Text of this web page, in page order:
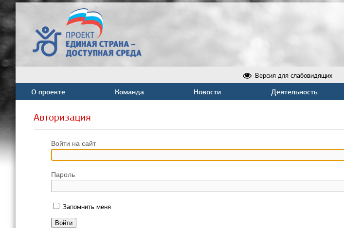
Версия для слабовидящих
О проекте Команда Новости Деятельность
Авторизация
Войти на сайт
Пароль
Запомнить меня